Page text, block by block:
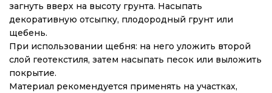
загнуть вверх на высоту грунта. Насыпать
декоративную отсыпку, плодородный грунт или
щебень.
При использовании щебня: на него уложить второй
слой геотекстиля, затем насыпать песок или выложить
покрытие.
Материал рекомендуется применять на участках,